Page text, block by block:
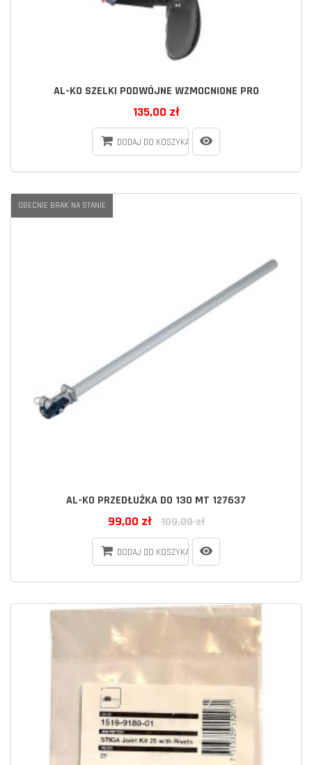
AL-KO SZELKI PODWÓJNE WZMOCNIONE PRO
135,00 zł
DODAJ DO KOSZYKA
AL-KO PRZEDŁUŻKA DO 130 MT 127637
99,00 zł 109,00 zł
DODAJ DO KOSZYKA
OBECNIE BRAK NA STANIE